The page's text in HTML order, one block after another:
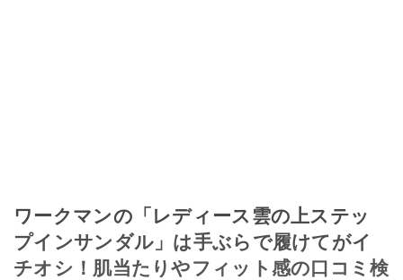
ワークマンの「レディース雲の上ステッ
プインサンダル」は手ぶらで履けてがイ
チオシ！肌当たりやフィット感の口コミ検